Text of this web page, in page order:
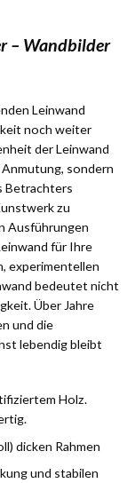
– Wandbilder
Leinwand
noch weiter
der Leinwand
sondern
Betrachters
zu
Ausführungen
für Ihre
experimentellen
bedeutet nicht
Über Jahre
und die
lebendig bleibt
Holz.
dicken Rahmen
und stabilen